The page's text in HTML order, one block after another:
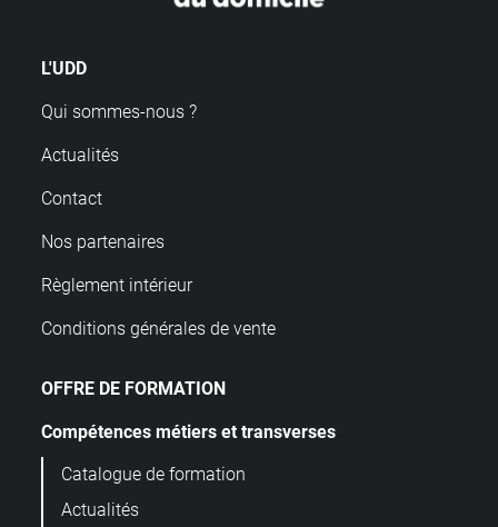
L'UDD
Qui sommes-nous ?
Actualités
Contact
Nos partenaires
Règlement intérieur
Conditions générales de vente
OFFRE DE FORMATION
Compétences métiers et transverses
Catalogue de formation
Actualités